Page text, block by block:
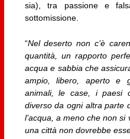
sia), tra passione e
sottomissione.
“Nel deserto non c’è
quantità, un rapporto
acqua e sabbia che
ampio, libero, aperto e
animali, le case, i paesi
diverso da ogni altra parte
l’acqua, a meno che non
una città non dovrebbe